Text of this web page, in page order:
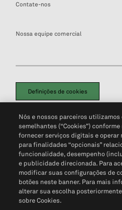
Contate-nos
Nossa equipe comercial
Definições de cookies
Política de PrivacidadePortal de
Não Venda Minhas Informações
Nós e nossos parceiros
semelhantes (“Cookies”)
fornecer serviços digitais e operar
para finalidades “opcionais”
funcionalidade, desempenho
e publicidade direcionada. Para
modificar suas configurações de
botões neste banner. Para mais
alterar sua escolha
sobre Cookies.